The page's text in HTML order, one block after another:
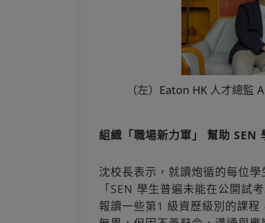
（左）Eaton HK 人才總監
組織「職場新力軍」 幫助 SEN
沈校長表示，就讀炮循的每位
「SEN 學生普遍未能在公開試
報讀一些第1 級資歷級別的課